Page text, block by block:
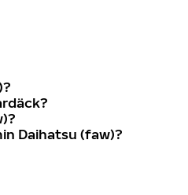
Daihatsu (faw)?